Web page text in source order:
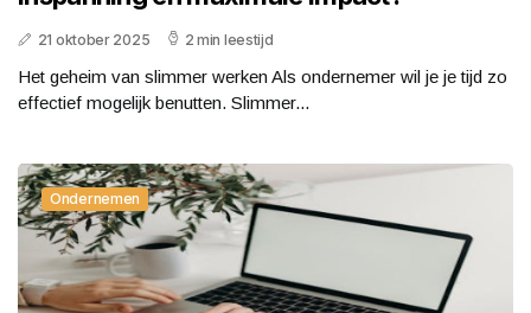
21 oktober 2025 2 min leestijd
Het geheim van slimmer werken Als ondernemer wil je je tijd zo
effectief mogelijk benutten. Slimmer...
Ondernemen